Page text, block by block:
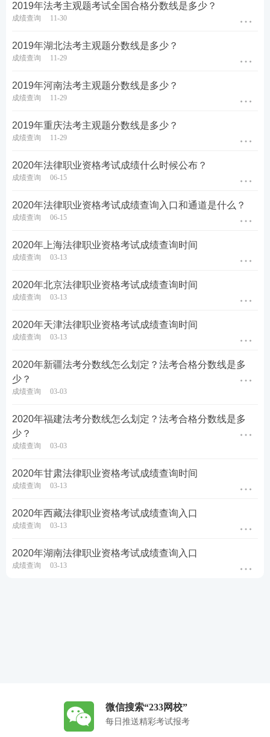
2019年法考主观题考试全国合格分数线是多少？
成绩查询 11-30
2019年湖北法考主观题分数线是多少？
成绩查询 11-29
2019年河南法考主观题分数线是多少？
成绩查询 11-29
2019年重庆法考主观题分数线是多少？
成绩查询 11-29
2020年法律职业资格考试成绩什么时候公布？
成绩查询 06-15
2020年法律职业资格考试成绩查询入口和通道是什么？
成绩查询 06-15
2020年上海法律职业资格考试成绩查询时间
成绩查询 03-13
2020年北京法律职业资格考试成绩查询时间
成绩查询 03-13
2020年天津法律职业资格考试成绩查询时间
成绩查询 03-13
2020年新疆法考分数线怎么划定？法考合格分数线是多
少？
成绩查询 03-03
2020年福建法考分数线怎么划定？法考合格分数线是多
少？
成绩查询 03-03
2020年甘肃法律职业资格考试成绩查询时间
成绩查询 03-13
2020年西藏法律职业资格考试成绩查询入口
成绩查询 03-13
2020年湖南法律职业资格考试成绩查询入口
成绩查询 03-13
微信搜索“233网校”
每日推送精彩考试报考